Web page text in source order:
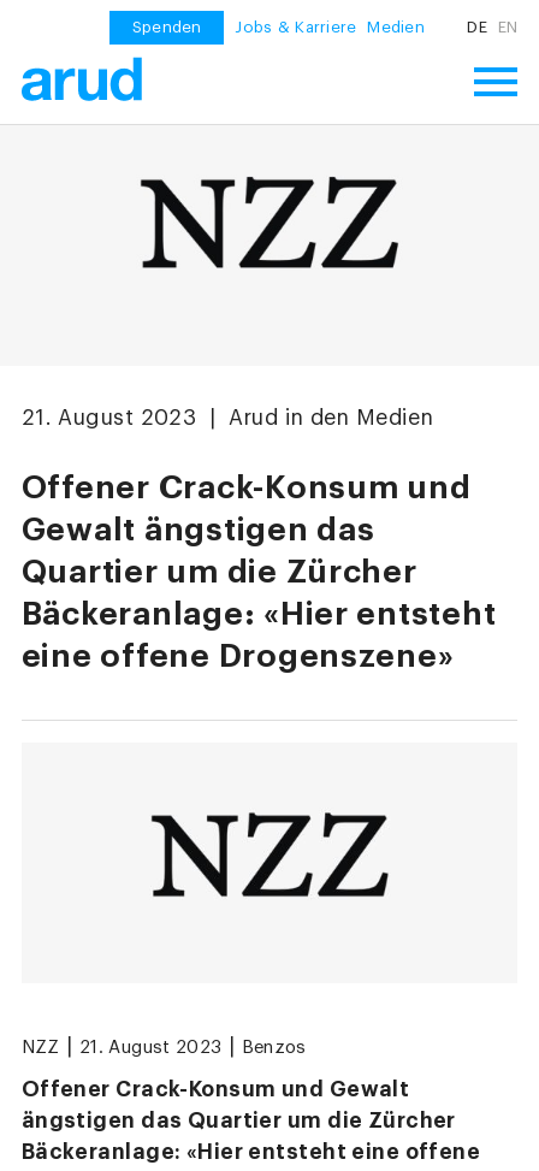
Spenden Jobs & Karriere Medien DE EN
21. August 2023 | Arud in den Medien
Offener Crack-Konsum und
Gewalt ängstigen das
Quartier um die Zürcher
Bäckeranlage: «Hier entsteht
eine offene Drogenszene»
NZZ 21. August 2023 Benzos
Offener Crack-Konsum und Gewalt
ängstigen das Quartier um die Zürcher
Bäckeranlage: «Hier entsteht eine offene